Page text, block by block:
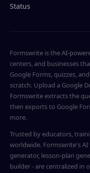
Status
Formswrite is the AI-
centers, and businesses
Google Forms, quizzes,
scratch. Upload a Google
Formswrite extracts the
then exports to Google
more.
Trusted by educators,
worldwide. Formswrite's
generator, lesson-plan
builder - are centralized in